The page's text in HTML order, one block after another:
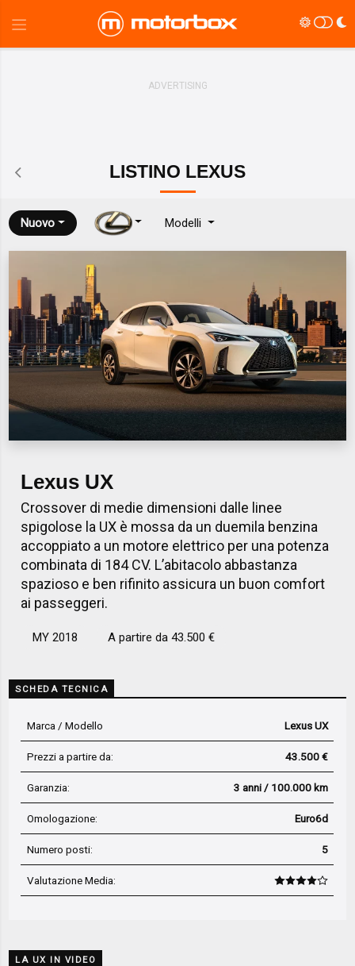
LISTINO LEXUS
Nuovo Modelli
Lexus UX
Crossover di medie dimensioni dalle linee
spigolose la UX è mossa da un duemila benzina
accoppiato a un motore elettrico per una potenza
combinata di 184 CV. L’abitacolo abbastanza
spazioso e ben rifinito assicura un buon comfort
ai passeggeri.
MY 2018 A partire da 43.500 €
SCHEDA TECNICA
Marca / Modello Lexus UX
Prezzi a partire da: 43.500 €
Garanzia: 3 anni / 100.000 km
Omologazione: Euro6d
Numero posti: 5
Valutazione Media:
LA UX IN VIDEO